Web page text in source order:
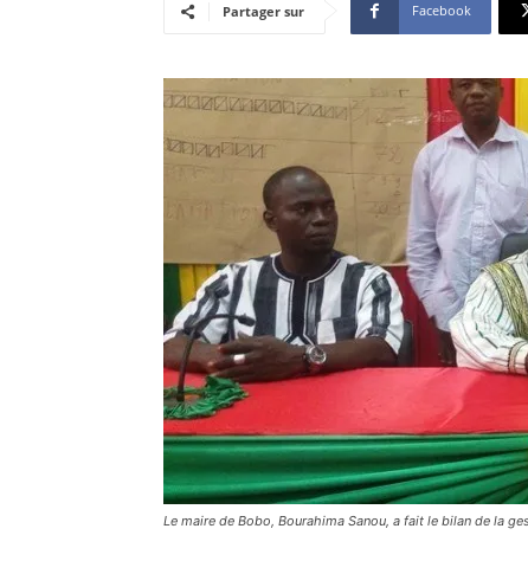
Partager sur Facebook
Le maire de Bobo, Bourahima Sanou, a fait le bilan de la